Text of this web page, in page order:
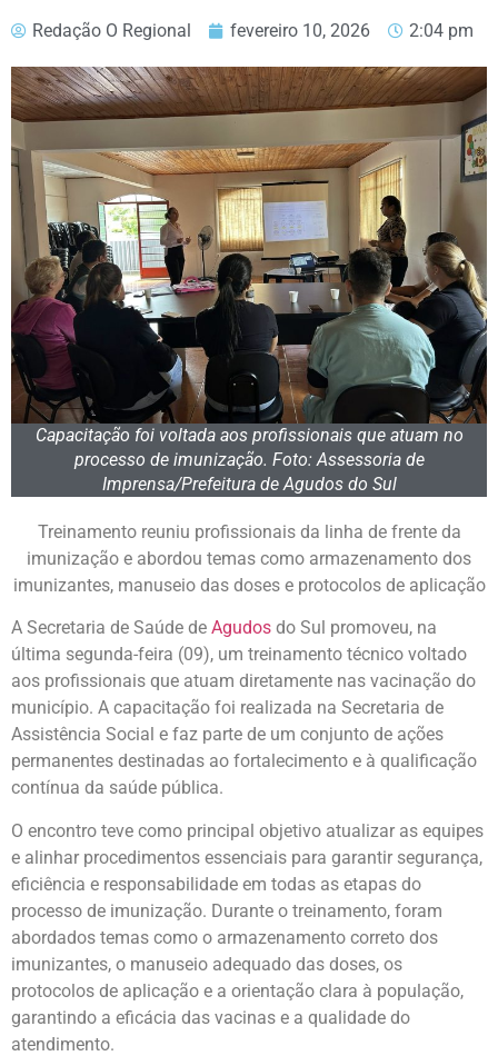
Redação O Regional fevereiro 10, 2026 2:04 pm
Capacitação foi voltada aos profissionais que atuam no
processo de imunização. Foto: Assessoria de
Imprensa/Prefeitura de Agudos do Sul
Treinamento reuniu profissionais da linha de frente da
imunização e abordou temas como armazenamento dos
imunizantes, manuseio das doses e protocolos de aplicação
A Secretaria de Saúde de Agudos do Sul promoveu, na
última segunda-feira (09), um treinamento técnico voltado
aos profissionais que atuam diretamente nas vacinação do
município. A capacitação foi realizada na Secretaria de
Assistência Social e faz parte de um conjunto de ações
permanentes destinadas ao fortalecimento e à qualificação
contínua da saúde pública.
O encontro teve como principal objetivo atualizar as equipes
e alinhar procedimentos essenciais para garantir segurança,
eficiência e responsabilidade em todas as etapas do
processo de imunização. Durante o treinamento, foram
abordados temas como o armazenamento correto dos
imunizantes, o manuseio adequado das doses, os
protocolos de aplicação e a orientação clara à população,
garantindo a eficácia das vacinas e a qualidade do
atendimento.